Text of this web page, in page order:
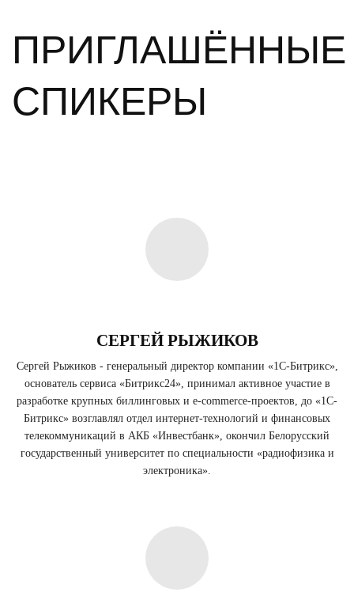
ПРИГЛАШЁННЫЕ
СПИКЕРЫ
СЕРГЕЙ РЫЖИКОВ
Сергей Рыжиков - генеральный директор компании «1С-Битрикс»,
основатель сервиса «Битрикс24», принимал активное участие в
разработке крупных биллинговых и e-commerce-проектов, до «1С-
Битрикс» возглавлял отдел интернет-технологий и финансовых
телекоммуникаций в АКБ «Инвестбанк», окончил Белорусский
государственный университет по специальности «радиофизика и
электроника».